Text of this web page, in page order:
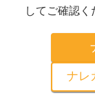
してご確認く
ナレ